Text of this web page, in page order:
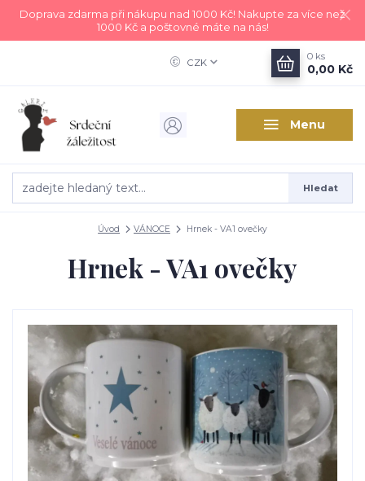
Doprava zdarma při nákupu nad 1000 Kč! Nakupte za více než
1000 Kč a poštovné máte na nás!
Menu
CZK
Hledat
0 ks
0,00 Kč
Úvod VÁNOCE Hrnek - VA1 ovečky
Hrnek - VA1 ovečky